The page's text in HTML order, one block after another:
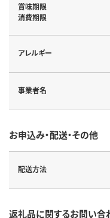
賞味期限
消費期限
アレルギー
事業者名
お申込み・配送・その他
配送方法
返礼品に関するお問い合